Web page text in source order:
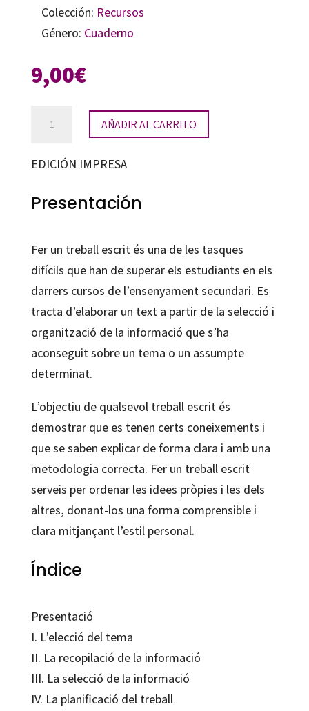
Colección: Recursos
Género: Cuaderno
9,00€
escrit
AÑADIR AL CARRITO
EDICIÓN IMPRESA
Presentación
Fer un treball escrit és una de les tasques
difícils que han de superar els estudiants en els
darrers cursos de l’ensenyament secundari. Es
tracta d’elaborar un text a partir de la selecció i
organització de la informació que s’ha
aconseguit sobre un tema o un assumpte
determinat.
L’objectiu de qualsevol treball escrit és
demostrar que es tenen certs coneixements i
que se saben explicar de forma clara i amb una
metodologia correcta. Fer un treball escrit
serveis per ordenar les idees pròpies i les dels
altres, donant-los una forma comprensible i
clara mitjançant l’estil personal.
Índice
Presentació
I. L’elecció del tema
II. La recopilació de la informació
III. La selecció de la informació
IV. La planificació del treball